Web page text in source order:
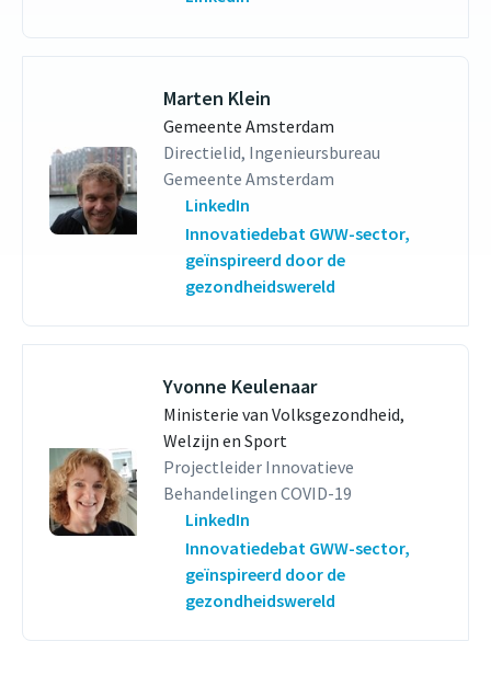
Marten Klein
Gemeente Amsterdam
Directielid, Ingenieursbureau
Gemeente Amsterdam
LinkedIn
Innovatiedebat GWW-sector,
geïnspireerd door de
gezondheidswereld
Yvonne Keulenaar
Ministerie van Volksgezondheid,
Welzijn en Sport
Projectleider Innovatieve
Behandelingen COVID-19
LinkedIn
Innovatiedebat GWW-sector,
geïnspireerd door de
gezondheidswereld